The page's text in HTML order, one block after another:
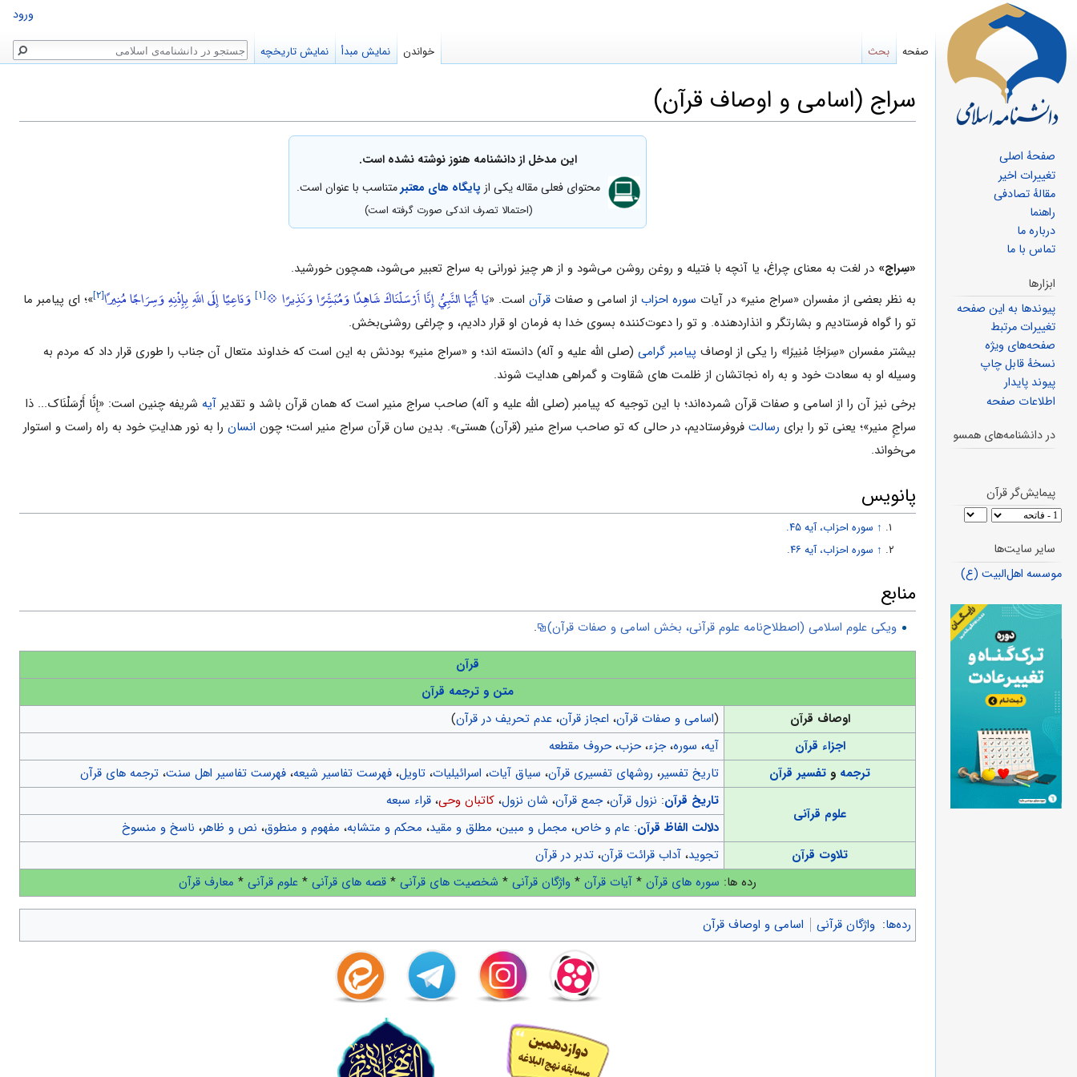
سراج (اسامی و اوصاف قرآن)
این مدخل از دانشنامه هنوز نوشته نشده است.
محتوای فعلی مقاله یکی از پایگاه های معتبرمتناسب با عنوان است.
(احتمالا تصرف اندکی صورت گرفته است)
«سِراج» در لغت به معنای چراغ، یا آنچه با فتیله و روغن روشن می‌شود و از هر چیز نورانی به سراج تعبیر می‌شود، همچون خورشید.
به نظر بعضی از مفسران «سراج منیر» در آیات سوره احزاب از اسامی و صفات قرآن است. «يَا أَيُّهَا النَّبِيُّ إِنَّا أَرْسَلْنَاكَ شَاهِدًا وَمُبَشِّرًا وَنَذِيرًا 💠[۱] وَدَاعِيًا إِلَى اللَّهِ بِإِذْنِهِ وَسِرَاجًا مُنِيرًا[۲] »؛ ‌ای پیامبر ما
تو را گواه فرستادیم و بشارتگر و انذاردهنده. و تو را دعوت‌کننده بسوی خدا به فرمان او قرار دادیم، و چراغی روشنی‌بخش‌.
بیشتر مفسران «سِرَاجًا مُنِیرًا» را یکی از اوصاف پیامبر گرامی (صلی الله علیه و آله) دانسته اند؛ و «سراج منیر» بودنش به این است که خداوند متعال آن جناب را طوری قرار داد که مردم به
وسیله او به سعادت خود و به راه نجاتشان از ظلمت های شقاوت و گمراهی هدایت شوند.
برخی نیز آن را از اسامی و صفات قرآن شمرده‌اند؛ با این توجیه که پیامبر (صلی الله علیه و آله) صاحب سراج منیر است که همان قرآن باشد و تقدیر آیه شریفه چنین است: «إِنَّا أَرْسَلْنَاک... ذا
سراجٍ منیر»؛ یعنی تو را برای رسالت فروفرستادیم، در حالی که تو صاحب سراج منیر (قرآن) هستی». بدین سان قرآن سراج منیر است؛ چون انسان را به نور هدایتِ خود به راه راست و استوار
می‌خواند.
پانویس
↑ سوره احزاب، آیه ۴۵.
↑ سوره احزاب، آیه ۴۶.
منابع
ویکی علوم اسلامی (اصطلاح‌نامه علوم قرآنی، بخش اسامی و صفات قرآن) .
قرآن
متن و ترجمه قرآن
اوصاف قرآن
(اسامی و صفات قرآن، اعجاز قرآن، عدم تحریف در قرآن)
اجزاء قرآن
آیه، سوره،جزء،حزب،حروف مقطعه
ترجمه و تفسیر قرآن تاریخ تفسیر، روشهای تفسیری قرآن، سیاق آیات، اسرائیلیات، تاویل، فهرست تفاسیر شیعه، فهرست تفاسیر اهل سنت، ترجمه های قرآن
علوم قرآنی
تاریخ قرآن: نزول قرآن،جمع قرآن، شان نزول، کاتبان وحی، قراء سبعه
دلالت الفاظ قرآن: عام و خاص، مجمل و مبین، مطلق و مقید، محکم و متشابه، مفهوم و منطوق، نص و ظاهر، ناسخ و منسوخ
تلاوت قرآن
تجوید، آداب قرائت قرآن، تدبر در قرآن
رده ها: سوره های قرآن * آیات قرآن * واژگان قرآنی * شخصیت های قرآنی * قصه های قرآنی * علوم قرآنی * معارف قرآن
رده‌ها: واژگان قرآنی اسامی و اوصاف قرآن
ورود
صفحه بحث خواندن نمایش مبدأ نمایش تاریخچه جستجو
صفحهٔ اصلی
تغییرات اخیر
مقالهٔ تصادفی
راهنما
درباره ما
تماس با ما
ابزارها
پیوندها به این صفحه
تغییرات مرتبط
صفحه‌های ویژه
نسخهٔ قابل چاپ
پیوند پایدار
اطلاعات صفحه
در دانشنامه‌های همسو
پیمایش‌گر قرآن
سایر سایت‌ها
موسسه اهل‌البیت (ع)